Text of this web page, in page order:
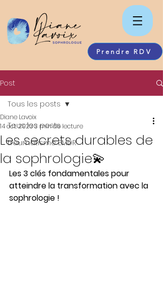
Prendre RDV
Post
Tous les posts
traumatisme EMDR
Tous les posts
Les secrets durables de
la sophrologie💫
Diane Lavoix
14 oct. 20233 min de lecture
Les 3 clés fondamentales pour
atteindre la transformation avec la
sophrologie !